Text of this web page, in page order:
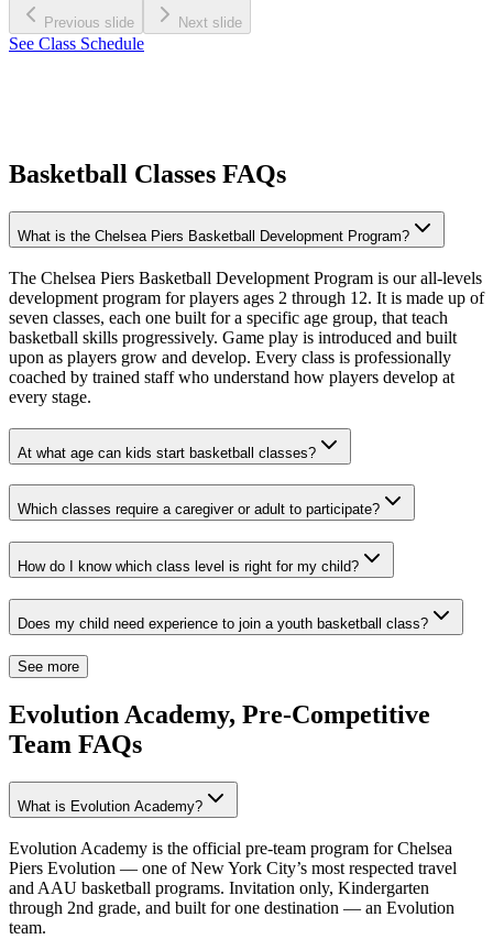
Previous slide Next slide
See Class Schedule​​​​‌ ‍ ​‍​‍‌‍ ‌ ​‍‌‍‍‌‌‍‌ ‌‍‍‌‌‍ ‍​‍​‍​ ‍‍​‍​‍‌ ​ ‌‍​‌‌‍ ‍‌‍‍‌‌ ‌​‌ ‍‌​‍ ‍‌‍‍‌‌‍ ​‍​‍​‍ ​​‍​‍‌‍‍​‌ ​‍‌‍‌‌‌‍‌‍​‍​‍​ ‍‍​‍​‍‌‍‍​‌ ‌​‌ ‌​‌ ​​‌ ​ ​ ‍‍​‍ ​‍ ‌‍​ ‌‍‍​‌‍‌‌‌‍ ​‌ ​ ‌‍‌‌‌‍​‌‌ ​​‌‍‍‌‌‍‌‌‌ ​‍‌ ​ ​‍ ‍‌ ​ ‌‍​‌‌‍ ‍‌‍‍‌‌ ‌​‌ ‍‌​‍ ‍‌ ​ ‌ ‌​‌ ‌‌‌‍‌​‌‍‍‌‌‍ ​‍ ‌‍‍‌‌‍ ‍‌ ‌​‌‍‌‌‌‍ ‍‌ ‌​​‍ ‌‍‌‌‌‍‌​‌‍‍‌‌ ‌​​‍ ‌‍ ‌‌‍ ‌‍‌​‌‍‌‌​ ‌‌ ​​‌ ​‍‌‍‌‌‌ ​ ‌‍‌‌‌‍ ‍‌ ‌​‌‍​‌‌ ‌​‌‍‍‌‌‍ ‌‍ ‍​ ‍ ‌‍‍‌‌‍‌​​ ‌​ ‌ ​ ‌‍​ ‍​‌‍​‍​ ‍‌​ ​​‌‍​‍​ ‌​​‍ ‌​ ​‍​ ​‍​ ‍‌​ ‍‌​‍ ‌​ ‌​‌‍​‍​ ​‌​ ​‍​‍ ‌​ ‍‌​ ‌‍‌‍​‌​ ​‌​‍ ‌​ ​​​ ‍‌‌‍​ ​ ‌ ​ ‍​‌‍‌​‌‍​‌‌‍‌‍​ ‍​​ ​​‌‍‌‌‌‍​‍​ ‍ ‌ ‌​‌ ‍‌‌ ​​‌‍‌‌​ ‌‌ ‌‍‌‍‌‌‌‍ ‍‌ ‌‌‌‍‌‌‌‌​ ‌‍ ​‌ ‌‌‌‍‌ ‌‌​​‌‍​‌‌‍‌ ‌‍‌‌​ ‍ ‌ ​​‌‍​‌‌ ‌​‌‍‍​​ ‌‌ ​​‌‍​‌‌‍‌ ‌‍‌‌‌​​‍‌ ‌‌‌‍‍‌‌‍ ​‌‍‌​‌‍‌‌‌ ​‍​‍‌‌​ ‌‌‌​​‍‌‌ ‌‍‍ ‌‍‌‌‌ ‍‌​‍‌‌​ ​ ‌​‌​​‍‌‌​ ​ ‌​‌​​‍‌‌​ ​‍​ ​‍​ ​‍‌‍​ ‌‍‌‍‌‍‌‍‌‍​ ‌‍​‍‌‍​‍​ ‌​​ ‍‌‌‍​‍‌‍‌‍​ ​‌​‍‌‌​ ​‍​ ​‍​‍‌‌​ ‌‌‌​‌​​‍ ‍‌‍​‍‌ ‌‌‌ ‌​‌ ‌​‌‍ ‌‍ ‍‌ ​ ​‍‌‌​ ‌‌‌​​‍‌‌ ‌‍‍ ‌‍‌‌‌ ‍‌​‍‌‌​ ​ ‌​‌​​‍‌‌​ ​ ‌​‌​​‍‌‌​ ​‍​ ​‍​ ​‍​ ‍​​ ‌‌​ ​​​ ​ ​ ‍​‌‍‌​‌‍‌​​ ​‌​ ​​‌‍​‌‌‍​ ​‍‌‌​ ​‍​ ​‍​‍‌‌​ ‌‌‌​‌​​‍ ‍‌ ‌​‌‍‌‌‌ ‍​‌ ‌​​ ‌‍​‍‌‍​‌‌ ​ ‌‍‌‌‌‌‌‌‌ ​‍‌‍ ​​ ‌‌‍‍​‌ ‌​‌ ‌​‌ ​​‌ ​ ​‍‌‌​ ​ ‌​​‌​‍‌‌​ ​‍‌​‌‍​‍‌‌​ ​‍‌​‌‍‌‍​ ‌‍‍​‌‍‌‌‌‍ ​‌ ​ ‌‍‌‌‌‍​‌‌ ​​‌‍‍‌‌‍‌‌‌ ​‍‌ ​ ​‍ ‍‌ ​ ‌‍​‌‌‍ ‍‌‍‍‌‌ ‌​‌ ‍‌​‍ ‍‌ ​ ‌ ‌​‌ ‌‌‌‍‌​‌‍‍‌‌‍ ​‍‌‍‌‍‍‌‌‍‌​​ ‌​ ‌ ​ ‌‍​ ‍​‌‍​‍​ ‍‌​ ​​‌‍​‍​ ‌​​‍ ‌​ ​‍​ ​‍​ ‍‌​ ‍‌​‍ ‌​ ‌​‌‍​‍​ ​‌​ ​‍​‍ ‌​ ‍‌​ ‌‍‌‍​‌​ ​‌​‍ ‌​ ​​​ ‍‌‌‍​ ​ ‌ ​ ‍​‌‍‌​‌‍​‌‌‍‌‍​ ‍​​ ​​‌‍‌‌‌‍​‍​‍‌‍‌ ‌​‌ ‍‌‌ ​​‌‍‌‌​ ‌‌ ‌‍‌‍‌‌‌‍ ‍‌ ‌‌‌‍‌‌‌‌​ ‌‍ ​‌ ‌‌‌‍‌ ‌‌​​‌‍​‌‌‍‌ ‌‍‌‌​‍‌‍‌ ​​‌‍​‌‌ ‌​‌‍‍​​ ‌‌ ​​‌‍​‌‌‍‌ ‌‍‌‌‌​​‍‌ ‌‌‌‍‍‌‌‍ ​‌‍‌​‌‍‌‌‌ ​‍​‍‌‌​ ‌‌‌​​‍‌‌ ‌‍‍ ‌‍‌‌‌ ‍‌​‍‌‌​ ​ ‌​‌​​‍‌‌​ ​ ‌​‌​​‍‌‌​ ​‍​ ​‍​ ​‍‌‍​ ‌‍‌‍‌‍‌‍‌‍​ ‌‍​‍‌‍​‍​ ‌​​ ‍‌‌‍​‍‌‍‌‍​ ​‌​‍‌‌​ ​‍​ ​‍​‍‌‌​ ‌‌‌​‌​​‍ ‍‌‍​‍‌ ‌‌‌ ‌​‌ ‌​‌‍ ‌‍ ‍‌ ​ ​‍‌‌​ ‌‌‌​​‍‌‌ ‌‍‍ ‌‍‌‌‌ ‍‌​‍‌‌​ ​ ‌​‌​​‍‌‌​ ​ ‌​‌​​‍‌‌​ ​‍​ ​‍​ ​‍​ ‍​​ ‌‌​ ​​​ ​ ​ ‍​‌‍‌​‌‍‌​​ ​‌​ ​​‌‍​‌‌‍​ ​‍‌‌​ ​‍​ ​‍​‍‌‌​ ‌‌‌​‌​​‍ ‍‌ ‌​‌‍‌‌‌ ‍​‌ ‌​​‍‌‍‌ ​​‌‍‌‌‌ ​‍‌ ​ ‌ ​​‌‍‌‌‌‍​ ‌ ‌​‌‍‍‌‌ ‌‍‌‍‌‌​ ‌‌ ​​‌ ‌‌‌‍​‍‌‍ ​‌‍‍‌‌ ​ ‌‍‍​‌‍‌‌‌‍‌​​‍​‍‌ ‌
Basketball Classes FAQs​​​​‌ ‍ ​‍​‍‌‍ ‌ ​‍‌‍‍‌‌‍‌ ‌‍‍‌‌‍ ‍​‍​‍​ ‍‍​‍​‍‌ ​ ‌‍​‌‌‍ ‍‌‍‍‌‌ ‌​‌ ‍‌​‍ ‍‌‍‍‌‌‍ ​‍​‍​‍ ​​‍​‍‌‍‍​‌ ​‍‌‍‌‌‌‍‌‍​‍​‍​ ‍‍​‍​‍‌‍‍​‌ ‌​‌ ‌​‌ ​​‌ ​ ​ ‍‍​‍ ​‍ ‌‍​ ‌‍‍​‌‍‌‌‌‍ ​‌ ​ ‌‍‌‌‌‍​‌‌ ​​‌‍‍‌‌‍‌‌‌ ​‍‌ ​ ​‍ ‍‌ ​ ‌‍​‌‌‍ ‍‌‍‍‌‌ ‌​‌ ‍‌​‍ ‍‌ ​ ‌ ‌​‌ ‌‌‌‍‌​‌‍‍‌‌‍ ​‍ ‌‍‍‌‌‍ ‍‌ ‌​‌‍‌‌‌‍ ‍‌ ‌​​‍ ‌‍‌‌‌‍‌​‌‍‍‌‌ ‌​​‍ ‌‍ ‌‌‍ ‌‍‌​‌‍‌‌​ ‌‌ ​​‌ ​‍‌‍‌‌‌ ​ ‌‍‌‌‌‍ ‍‌ ‌​‌‍​‌‌ ‌​‌‍‍‌‌‍ ‌‍ ‍​ ‍ ‌‍‍‌‌‍‌​​ ‌​ ‌ ​ ‌‍​ ‍​‌‍​‍​ ‍‌​ ​​‌‍​‍​ ‌​​‍ ‌​ ​‍​ ​‍​ ‍‌​ ‍‌​‍ ‌​ ‌​‌‍​‍​ ​‌​ ​‍​‍ ‌​ ‍‌​ ‌‍‌‍​‌​ ​‌​‍ ‌​ ​​​ ‍‌‌‍​ ​ ‌ ​ ‍​‌‍‌​‌‍​‌‌‍‌‍​ ‍​​ ​​‌‍‌‌‌‍​‍​ ‍ ‌ ‌​‌ ‍‌‌ ​​‌‍‌‌​ ‌‌ ‌‍‌‍‌‌‌‍ ‍‌ ‌‌‌‍‌‌‌‌​ ‌‍ ​‌ ‌‌‌‍‌ ‌‌​​‌‍​‌‌‍‌ ‌‍‌‌​ ‍ ‌ ​​‌‍​‌‌ ‌​‌‍‍​​ ‌‌ ​​‌‍​‌‌‍‌ ‌‍‌‌‌​​‍‌ ‌‌‌‍‍‌‌‍ ​‌‍‌​‌‍‌‌‌ ​‍​‍‌‌​ ‌‌‌​​‍‌‌ ‌‍‍ ‌‍‌‌‌ ‍‌​‍‌‌​ ​ ‌​‌​​‍‌‌​ ​ ‌​‌​​‍‌‌​ ​‍​ ​‍‌‍‌‍​ ​​‌‍‌‍‌‍‌‍‌‍‌‌​ ‍‌‌‍‌‌​ ‌‌​ ‌​​ ‍‌‌‍​‌‌‍‌‍​‍‌‌​ ​‍​ ​‍​‍‌‌​ ‌‌‌​‌​​‍ ‍‌ ‌​‌‍‍‌‌ ‌​‌‍ ​‌‍‌‌​ ‌‍​‍‌‍​‌‌ ​ ‌‍‌‌‌‌‌‌‌ ​‍‌‍ ​​ ‌‌‍‍​‌ ‌​‌ ‌​‌ ​​‌ ​ ​‍‌‌​ ​ ‌​​‌​‍‌‌​ ​‍‌​‌‍​‍‌‌​ ​‍‌​‌‍‌‍​ ‌‍‍​‌‍‌‌‌‍ ​‌ ​ ‌‍‌‌‌‍​‌‌ ​​‌‍‍‌‌‍‌‌‌ ​‍‌ ​ ​‍ ‍‌ ​ ‌‍​‌‌‍ ‍‌‍‍‌‌ ‌​‌ ‍‌​‍ ‍‌ ​ ‌ ‌​‌ ‌‌‌‍‌​‌‍‍‌‌‍ ​‍‌‍‌‍‍‌‌‍‌​​ ‌​ ‌ ​ ‌‍​ ‍​‌‍​‍​ ‍‌​ ​​‌‍​‍​ ‌​​‍ ‌​ ​‍​ ​‍​ ‍‌​ ‍‌​‍ ‌​ ‌​‌‍​‍​ ​‌​ ​‍​‍ ‌​ ‍‌​ ‌‍‌‍​‌​ ​‌​‍ ‌​ ​​​ ‍‌‌‍​ ​ ‌ ​ ‍​‌‍‌​‌‍​‌‌‍‌‍​ ‍​​ ​​‌‍‌‌‌‍​‍​‍‌‍‌ ‌​‌ ‍‌‌ ​​‌‍‌‌​ ‌‌ ‌‍‌‍‌‌‌‍ ‍‌ ‌‌‌‍‌‌‌‌​ ‌‍ ​‌ ‌‌‌‍‌ ‌‌​​‌‍​‌‌‍‌ ‌‍‌‌​‍‌‍‌ ​​‌‍​‌‌ ‌​‌‍‍​​ ‌‌ ​​‌‍​‌‌‍‌ ‌‍‌‌‌​​‍‌ ‌‌‌‍‍‌‌‍ ​‌‍‌​‌‍‌‌‌ ​‍​‍‌‌​ ‌‌‌​​‍‌‌ ‌‍‍ ‌‍‌‌‌ ‍‌​‍‌‌​ ​ ‌​‌​​‍‌‌​ ​ ‌​‌​​‍‌‌​ ​‍​ ​‍‌‍‌‍​ ​​‌‍‌‍‌‍‌‍‌‍‌‌​ ‍‌‌‍‌‌​ ‌‌​ ‌​​ ‍‌‌‍​‌‌‍‌‍​‍‌‌​ ​‍​ ​‍​‍‌‌​ ‌‌‌​‌​​‍ ‍‌ ‌​‌‍‍‌‌ ‌​‌‍ ​‌‍‌‌​‍‌‍‌ ​​‌‍‌‌‌ ​‍‌ ​ ‌ ​​‌‍‌‌‌‍​ ‌ ‌​‌‍‍‌‌ ‌‍‌‍‌‌​ ‌‌ ​​‌ ‌‌‌‍​‍‌‍ ​‌‍‍‌‌ ​ ‌‍‍​‌‍‌‌‌‍‌​​‍​‍‌ ‌
What is the Chelsea Piers Basketball Development Program?​​​​‌ ‍ ​‍​‍‌‍ ‌ ​‍‌‍‍‌‌‍‌ ‌‍‍‌‌‍ ‍​‍​‍​ ‍‍​‍​‍‌ ​ ‌‍​‌‌‍ ‍‌‍‍‌‌ ‌​‌ ‍‌​‍ ‍‌‍‍‌‌‍ ​‍​‍​‍ ​​‍​‍‌‍‍​‌ ​‍‌‍‌‌‌‍‌‍​‍​‍​ ‍‍​‍​‍‌‍‍​‌ ‌​‌ ‌​‌ ​​‌ ​ ​ ‍‍​‍ ​‍ ‌‍​ ‌‍‍​‌‍‌‌‌‍ ​‌ ​ ‌‍‌‌‌‍​‌‌ ​​‌‍‍‌‌‍‌‌‌ ​‍‌ ​ ​‍ ‍‌ ​ ‌‍​‌‌‍ ‍‌‍‍‌‌ ‌​‌ ‍‌​‍ ‍‌ ​ ‌ ‌​‌ ‌‌‌‍‌​‌‍‍‌‌‍ ​‍ ‌‍‍‌‌‍ ‍‌ ‌​‌‍‌‌‌‍ ‍‌ ‌​​‍ ‌‍‌‌‌‍‌​‌‍‍‌‌ ‌​​‍ ‌‍ ‌‌‍ ‌‍‌​‌‍‌‌​ ‌‌ ​​‌ ​‍‌‍‌‌‌ ​ ‌‍‌‌‌‍ ‍‌ ‌​‌‍​‌‌ ‌​‌‍‍‌‌‍ ‌‍ ‍​ ‍ ‌‍‍‌‌‍‌​​ ‌‌‍‌‌​ ‍​​ ‌​‌‍‌‌​ ​‌​ ‍​‌‍​ ​ ‌‍​‍ ‌​ ‍‌​ ​‌​ ​ ​ ​‌​‍ ‌​ ‌​‌‍​‍​ ‍​​ ​​​‍ ‌​ ‍​​ ‌ ‌‍​‍​ ‌‌​‍ ‌‌‍​‍​ ‌​​ ​ ​ ‌​‌‍‌‍​ ​‍‌‍‌‌‌‍​ ​ ‍‌​ ‌‍​ ‍​​ ‌​​ ‍ ‌ ‌​‌ ‍‌‌ ​​‌‍‌‌​ ‌‌‍‌‍‌‍​‌‌ ​‌​ ‍ ‌ ​​‌‍​‌‌ ‌​‌‍‍​​ ‌‌ ‌​‌‍‍‌‌ ‌​‌‍ ​‌‍‌‌​ ‌‍​‍‌‍​‌‌ ​ ‌‍‌‌‌‌‌‌‌ ​‍‌‍ ​​ ‌‌‍‍​‌ ‌​‌ ‌​‌ ​​‌ ​ ​‍‌‌​ ​ ‌​​‌​‍‌‌​ ​‍‌​‌‍​‍‌‌​ ​‍‌​‌‍‌‍​ ‌‍‍​‌‍‌‌‌‍ ​‌ ​ ‌‍‌‌‌‍​‌‌ ​​‌‍‍‌‌‍‌‌‌ ​‍‌ ​ ​‍ ‍‌ ​ ‌‍​‌‌‍ ‍‌‍‍‌‌ ‌​‌ ‍‌​‍ ‍‌ ​ ‌ ‌​‌ ‌‌‌‍‌​‌‍‍‌‌‍ ​‍‌‍‌‍‍‌‌‍‌​​ ‌‌‍‌‌​ ‍​​ ‌​‌‍‌‌​ ​‌​ ‍​‌‍​ ​ ‌‍​‍ ‌​ ‍‌​ ​‌​ ​ ​ ​‌​‍ ‌​ ‌​‌‍​‍​ ‍​​ ​​​‍ ‌​ ‍​​ ‌ ‌‍​‍​ ‌‌​‍ ‌‌‍​‍​ ‌​​ ​ ​ ‌​‌‍‌‍​ ​‍‌‍‌‌‌‍​ ​ ‍‌​ ‌‍​ ‍​​ ‌​​‍‌‍‌ ‌​‌ ‍‌‌ ​​‌‍‌‌​ ‌‌‍‌‍‌‍​‌‌ ​‌​‍‌‍‌ ​​‌‍​‌‌ ‌​‌‍‍​​ ‌‌ ‌​‌‍‍‌‌ ‌​‌‍ ​‌‍‌‌​‍‌‍‌ ​​‌‍‌‌‌ ​‍‌ ​ ‌ ​​‌‍‌‌‌‍​ ‌ ‌​‌‍‍‌‌ ‌‍‌‍‌‌​ ‌‌ ​​‌ ‌‌‌‍​‍‌‍ ​‌‍‍‌‌ ​ ‌‍‍​‌‍‌‌‌‍‌​​‍​‍‌ ‌
The Chelsea Piers Basketball Development Program is our all-levels
development program for players ages 2 through 12. It is made up of
seven classes, each one built for a specific age group, that teach
basketball skills progressively. Game play is introduced and built
upon as players grow and develop. Every class is professionally
coached by trained staff who understand how players develop at
every stage.​​​​‌ ‍ ​‍​‍‌‍ ‌ ​‍‌‍‍‌‌‍‌ ‌‍‍‌‌‍ ‍​‍​‍​ ‍‍​‍​‍‌ ​ ‌‍​‌‌‍ ‍‌‍‍‌‌ ‌​‌ ‍‌​‍ ‍‌‍‍‌‌‍ ​‍​‍​‍ ​​‍​‍‌‍‍​‌ ​‍‌‍‌‌‌‍‌‍​‍​‍​ ‍‍​‍​‍‌‍‍​‌ ‌​‌ ‌​‌ ​​‌ ​ ​ ‍‍​‍ ​‍ ‌‍​ ‌‍‍​‌‍‌‌‌‍ ​‌ ​ ‌‍‌‌‌‍​‌‌ ​​‌‍‍‌‌‍‌‌‌ ​‍‌ ​ ​‍ ‍‌ ​ ‌‍​‌‌‍ ‍‌‍‍‌‌ ‌​‌ ‍‌​‍ ‍‌ ​ ‌ ‌​‌ ‌‌‌‍‌​‌‍‍‌‌‍ ​‍ ‌‍‍‌‌‍ ‍‌ ‌​‌‍‌‌‌‍ ‍‌ ‌​​‍ ‌‍‌‌‌‍‌​‌‍‍‌‌ ‌​​‍ ‌‍ ‌‌‍ ‌‍‌​‌‍‌‌​ ‌‌ ​​‌ ​‍‌‍‌‌‌ ​ ‌‍‌‌‌‍ ‍‌ ‌​‌‍​‌‌ ‌​‌‍‍‌‌‍ ‌‍ ‍​ ‍ ‌‍‍‌‌‍‌​​ ‌‌‍‌‌​ ‍​​ ‌​‌‍‌‌​ ​‌​ ‍​‌‍​ ​ ‌‍​‍ ‌​ ‍‌​ ​‌​ ​ ​ ​‌​‍ ‌​ ‌​‌‍​‍​ ‍​​ ​​​‍ ‌​ ‍​​ ‌ ‌‍​‍​ ‌‌​‍ ‌‌‍​‍​ ‌​​ ​ ​ ‌​‌‍‌‍​ ​‍‌‍‌‌‌‍​ ​ ‍‌​ ‌‍​ ‍​​ ‌​​ ‍ ‌ ‌​‌ ‍‌‌ ​​‌‍‌‌​ ‌‌‍‌‍‌‍​‌‌ ​‌​ ‍ ‌ ​​‌‍​‌‌ ‌​‌‍‍​​ ‌‌ ​‍‌‍‍‌‌‍​ ‌‍‍​‌‌‌​‌‍‌‌‌ ‍​‌ ‌​​‍‌‌​ ‌‌‌​​‍‌‌ ‌‍‍ ‌‍‌‌‌ ‍‌​‍‌‌​ ​ ‌​‌​​‍‌‌​ ​ ‌​‌​​‍‌‌​ ​‍​ ​‍​ ​‍‌‍​‍​ ‌‌‌‍‌‌​ ‌‌‌‍​ ‌‍​ ​ ‌​‌‍​‍​ ​‍​ ​‌​ ​‌​‍‌‌​ ​‍​ ​‍​‍‌‌​ ‌‌‌​‌​​‍ ‍‌‍​ ‌‍‍​‌‍‍‌‌‍ ​‌‍‌​‌ ​‍‌‍‌‌‌‍ ‍​‍‌‌​ ‌‌‌​​‍‌‌ ‌‍‍ ‌‍‌‌‌ ‍‌​‍‌‌​ ​ ‌​‌​​‍‌‌​ ​ ‌​‌​​‍‌‌​ ​‍​ ​‍‌‍‌‌​ ​​​ ‌​‌‍‌‍‌‍​‌​ ‍‌​ ​ ​ ‌​​ ​‌​ ‌‌‌‍​‌​ ​‍​‍‌‌​ ​‍​ ​‍​‍‌‌​ ‌‌‌​‌​​‍ ‍‌ ‌​‌‍‌‌‌ ‍​‌ ‌​​ ‌‍​‍‌‍​‌‌ ​ ‌‍‌‌‌‌‌‌‌ ​‍‌‍ ​​ ‌‌‍‍​‌ ‌​‌ ‌​‌ ​​‌ ​ ​‍‌‌​ ​ ‌​​‌​‍‌‌​ ​‍‌​‌‍​‍‌‌​ ​‍‌​‌‍‌‍​ ‌‍‍​‌‍‌‌‌‍ ​‌ ​ ‌‍‌‌‌‍​‌‌ ​​‌‍‍‌‌‍‌‌‌ ​‍‌ ​ ​‍ ‍‌ ​ ‌‍​‌‌‍ ‍‌‍‍‌‌ ‌​‌ ‍‌​‍ ‍‌ ​ ‌ ‌​‌ ‌‌‌‍‌​‌‍‍‌‌‍ ​‍‌‍‌‍‍‌‌‍‌​​ ‌‌‍‌‌​ ‍​​ ‌​‌‍‌‌​ ​‌​ ‍​‌‍​ ​ ‌‍​‍ ‌​ ‍‌​ ​‌​ ​ ​ ​‌​‍ ‌​ ‌​‌‍​‍​ ‍​​ ​​​‍ ‌​ ‍​​ ‌ ‌‍​‍​ ‌‌​‍ ‌‌‍​‍​ ‌​​ ​ ​ ‌​‌‍‌‍​ ​‍‌‍‌‌‌‍​ ​ ‍‌​ ‌‍​ ‍​​ ‌​​‍‌‍‌ ‌​‌ ‍‌‌ ​​‌‍‌‌​ ‌‌‍‌‍‌‍​‌‌ ​‌​‍‌‍‌ ​​‌‍​‌‌ ‌​‌‍‍​​ ‌‌ ​‍‌‍‍‌‌‍​ ‌‍‍​‌‌‌​‌‍‌‌‌ ‍​‌ ‌​​‍‌‌​ ‌‌‌​​‍‌‌ ‌‍‍ ‌‍‌‌‌ ‍‌​‍‌‌​ ​ ‌​‌​​‍‌‌​ ​ ‌​‌​​‍‌‌​ ​‍​ ​‍​ ​‍‌‍​‍​ ‌‌‌‍‌‌​ ‌‌‌‍​ ‌‍​ ​ ‌​‌‍​‍​ ​‍​ ​‌​ ​‌​‍‌‌​ ​‍​ ​‍​‍‌‌​ ‌‌‌​‌​​‍ ‍‌‍​ ‌‍‍​‌‍‍‌‌‍ ​‌‍‌​‌ ​‍‌‍‌‌‌‍ ‍​‍‌‌​ ‌‌‌​​‍‌‌ ‌‍‍ ‌‍‌‌‌ ‍‌​‍‌‌​ ​ ‌​‌​​‍‌‌​ ​ ‌​‌​​‍‌‌​ ​‍​ ​‍‌‍‌‌​ ​​​ ‌​‌‍‌‍‌‍​‌​ ‍‌​ ​ ​ ‌​​ ​‌​ ‌‌‌‍​‌​ ​‍​‍‌‌​ ​‍​ ​‍​‍‌‌​ ‌‌‌​‌​​‍ ‍‌ ‌​‌‍‌‌‌ ‍​‌ ‌​​‍‌‍‌ ​​‌‍‌‌‌ ​‍‌ ​ ‌ ​​‌‍‌‌‌‍​ ‌ ‌​‌‍‍‌‌ ‌‍‌‍‌‌​ ‌‌ ​​‌ ‌‌‌‍​‍‌‍ ​‌‍‍‌‌ ​ ‌‍‍​‌‍‌‌‌‍‌​​‍​‍‌ ‌
At what age can kids start basketball classes?​​​​‌ ‍ ​‍​‍‌‍ ‌ ​‍‌‍‍‌‌‍‌ ‌‍‍‌‌‍ ‍​‍​‍​ ‍‍​‍​‍‌ ​ ‌‍​‌‌‍ ‍‌‍‍‌‌ ‌​‌ ‍‌​‍ ‍‌‍‍‌‌‍ ​‍​‍​‍ ​​‍​‍‌‍‍​‌ ​‍‌‍‌‌‌‍‌‍​‍​‍​ ‍‍​‍​‍‌‍‍​‌ ‌​‌ ‌​‌ ​​‌ ​ ​ ‍‍​‍ ​‍ ‌‍​ ‌‍‍​‌‍‌‌‌‍ ​‌ ​ ‌‍‌‌‌‍​‌‌ ​​‌‍‍‌‌‍‌‌‌ ​‍‌ ​ ​‍ ‍‌ ​ ‌‍​‌‌‍ ‍‌‍‍‌‌ ‌​‌ ‍‌​‍ ‍‌ ​ ‌ ‌​‌ ‌‌‌‍‌​‌‍‍‌‌‍ ​‍ ‌‍‍‌‌‍ ‍‌ ‌​‌‍‌‌‌‍ ‍‌ ‌​​‍ ‌‍‌‌‌‍‌​‌‍‍‌‌ ‌​​‍ ‌‍ ‌‌‍ ‌‍‌​‌‍‌‌​ ‌‌ ​​‌ ​‍‌‍‌‌‌ ​ ‌‍‌‌‌‍ ‍‌ ‌​‌‍​‌‌ ‌​‌‍‍‌‌‍ ‌‍ ‍​ ‍ ‌‍‍‌‌‍‌​​ ‌‌‍‌​‌‍​ ​ ‌ ​ ‌‌‌‍‌​​ ‌ ​ ‌‌​ ‌‍​‍ ‌​ ‍​​ ​​‌‍‌‍​ ‌ ​‍ ‌​ ‌​​ ‍‌‌‍‌‍​ ‌‍​‍ ‌‌‍​‍‌‍‌​​ ​‍​ ‌‌​‍ ‌​ ​‌‌‍​ ​ ​‍‌‍​‍​ ‌‍‌‍​‌​ ‍‌​ ​​​ ‌​​ ‌​‌‍​‌​ ‍‌​ ‍ ‌ ‌​‌ ‍‌‌ ​​‌‍‌‌​ ‌‌‍‌‍‌‍​‌‌ ​‌​ ‍ ‌ ​​‌‍​‌‌ ‌​‌‍‍​​ ‌‌ ‌​‌‍‍‌‌ ‌​‌‍ ​‌‍‌‌​ ‌‍​‍‌‍​‌‌ ​ ‌‍‌‌‌‌‌‌‌ ​‍‌‍ ​​ ‌‌‍‍​‌ ‌​‌ ‌​‌ ​​‌ ​ ​‍‌‌​ ​ ‌​​‌​‍‌‌​ ​‍‌​‌‍​‍‌‌​ ​‍‌​‌‍‌‍​ ‌‍‍​‌‍‌‌‌‍ ​‌ ​ ‌‍‌‌‌‍​‌‌ ​​‌‍‍‌‌‍‌‌‌ ​‍‌ ​ ​‍ ‍‌ ​ ‌‍​‌‌‍ ‍‌‍‍‌‌ ‌​‌ ‍‌​‍ ‍‌ ​ ‌ ‌​‌ ‌‌‌‍‌​‌‍‍‌‌‍ ​‍‌‍‌‍‍‌‌‍‌​​ ‌‌‍‌​‌‍​ ​ ‌ ​ ‌‌‌‍‌​​ ‌ ​ ‌‌​ ‌‍​‍ ‌​ ‍​​ ​​‌‍‌‍​ ‌ ​‍ ‌​ ‌​​ ‍‌‌‍‌‍​ ‌‍​‍ ‌‌‍​‍‌‍‌​​ ​‍​ ‌‌​‍ ‌​ ​‌‌‍​ ​ ​‍‌‍​‍​ ‌‍‌‍​‌​ ‍‌​ ​​​ ‌​​ ‌​‌‍​‌​ ‍‌​‍‌‍‌ ‌​‌ ‍‌‌ ​​‌‍‌‌​ ‌‌‍‌‍‌‍​‌‌ ​‌​‍‌‍‌ ​​‌‍​‌‌ ‌​‌‍‍​​ ‌‌ ‌​‌‍‍‌‌ ‌​‌‍ ​‌‍‌‌​‍‌‍‌ ​​‌‍‌‌‌ ​‍‌ ​ ‌ ​​‌‍‌‌‌‍​ ‌ ‌​‌‍‍‌‌ ‌‍‌‍‌‌​ ‌‌ ​​‌ ‌‌‌‍​‍‌‍ ​‌‍‍‌‌ ​ ‌‍‍​‌‍‌‌‌‍‌​​‍​‍‌ ‌
Which classes require a caregiver or adult to participate?​​​​‌ ‍ ​‍​‍‌‍ ‌ ​‍‌‍‍‌‌‍‌ ‌‍‍‌‌‍ ‍​‍​‍​ ‍‍​‍​‍‌ ​ ‌‍​‌‌‍ ‍‌‍‍‌‌ ‌​‌ ‍‌​‍ ‍‌‍‍‌‌‍ ​‍​‍​‍ ​​‍​‍‌‍‍​‌ ​‍‌‍‌‌‌‍‌‍​‍​‍​ ‍‍​‍​‍‌‍‍​‌ ‌​‌ ‌​‌ ​​‌ ​ ​ ‍‍​‍ ​‍ ‌‍​ ‌‍‍​‌‍‌‌‌‍ ​‌ ​ ‌‍‌‌‌‍​‌‌ ​​‌‍‍‌‌‍‌‌‌ ​‍‌ ​ ​‍ ‍‌ ​ ‌‍​‌‌‍ ‍‌‍‍‌‌ ‌​‌ ‍‌​‍ ‍‌ ​ ‌ ‌​‌ ‌‌‌‍‌​‌‍‍‌‌‍ ​‍ ‌‍‍‌‌‍ ‍‌ ‌​‌‍‌‌‌‍ ‍‌ ‌​​‍ ‌‍‌‌‌‍‌​‌‍‍‌‌ ‌​​‍ ‌‍ ‌‌‍ ‌‍‌​‌‍‌‌​ ‌‌ ​​‌ ​‍‌‍‌‌‌ ​ ‌‍‌‌‌‍ ‍‌ ‌​‌‍​‌‌ ‌​‌‍‍‌‌‍ ‌‍ ‍​ ‍ ‌‍‍‌‌‍‌​​ ‌‌‍‌​‌‍​ ​ ‌ ‌‍​‍‌‍​‌​ ​​‌‍‌‍‌‍​‍​‍ ‌‌‍​‍‌‍‌‍‌‍‌‍​ ‌​​‍ ‌​ ‌​‌‍‌​‌‍‌‌​ ‌​​‍ ‌​ ‍‌‌‍‌‍​ ‌​‌‍​‌​‍ ‌​ ​​​ ‌‌‌‍‌‌​ ​‍‌‍​‌‌‍‌​​ ​ ‌‍​‌‌‍​ ​ ​​​ ‍‌‌‍‌‌​ ‍ ‌ ‌​‌ ‍‌‌ ​​‌‍‌‌​ ‌‌‍‌‍‌‍​‌‌ ​‌​ ‍ ‌ ​​‌‍​‌‌ ‌​‌‍‍​​ ‌‌ ‌​‌‍‍‌‌ ‌​‌‍ ​‌‍‌‌​ ‌‍​‍‌‍​‌‌ ​ ‌‍‌‌‌‌‌‌‌ ​‍‌‍ ​​ ‌‌‍‍​‌ ‌​‌ ‌​‌ ​​‌ ​ ​‍‌‌​ ​ ‌​​‌​‍‌‌​ ​‍‌​‌‍​‍‌‌​ ​‍‌​‌‍‌‍​ ‌‍‍​‌‍‌‌‌‍ ​‌ ​ ‌‍‌‌‌‍​‌‌ ​​‌‍‍‌‌‍‌‌‌ ​‍‌ ​ ​‍ ‍‌ ​ ‌‍​‌‌‍ ‍‌‍‍‌‌ ‌​‌ ‍‌​‍ ‍‌ ​ ‌ ‌​‌ ‌‌‌‍‌​‌‍‍‌‌‍ ​‍‌‍‌‍‍‌‌‍‌​​ ‌‌‍‌​‌‍​ ​ ‌ ‌‍​‍‌‍​‌​ ​​‌‍‌‍‌‍​‍​‍ ‌‌‍​‍‌‍‌‍‌‍‌‍​ ‌​​‍ ‌​ ‌​‌‍‌​‌‍‌‌​ ‌​​‍ ‌​ ‍‌‌‍‌‍​ ‌​‌‍​‌​‍ ‌​ ​​​ ‌‌‌‍‌‌​ ​‍‌‍​‌‌‍‌​​ ​ ‌‍​‌‌‍​ ​ ​​​ ‍‌‌‍‌‌​‍‌‍‌ ‌​‌ ‍‌‌ ​​‌‍‌‌​ ‌‌‍‌‍‌‍​‌‌ ​‌​‍‌‍‌ ​​‌‍​‌‌ ‌​‌‍‍​​ ‌‌ ‌​‌‍‍‌‌ ‌​‌‍ ​‌‍‌‌​‍‌‍‌ ​​‌‍‌‌‌ ​‍‌ ​ ‌ ​​‌‍‌‌‌‍​ ‌ ‌​‌‍‍‌‌ ‌‍‌‍‌‌​ ‌‌ ​​‌ ‌‌‌‍​‍‌‍ ​‌‍‍‌‌ ​ ‌‍‍​‌‍‌‌‌‍‌​​‍​‍‌ ‌
How do I know which class level is right for my child?​​​​‌ ‍ ​‍​‍‌‍ ‌ ​‍‌‍‍‌‌‍‌ ‌‍‍‌‌‍ ‍​‍​‍​ ‍‍​‍​‍‌ ​ ‌‍​‌‌‍ ‍‌‍‍‌‌ ‌​‌ ‍‌​‍ ‍‌‍‍‌‌‍ ​‍​‍​‍ ​​‍​‍‌‍‍​‌ ​‍‌‍‌‌‌‍‌‍​‍​‍​ ‍‍​‍​‍‌‍‍​‌ ‌​‌ ‌​‌ ​​‌ ​ ​ ‍‍​‍ ​‍ ‌‍​ ‌‍‍​‌‍‌‌‌‍ ​‌ ​ ‌‍‌‌‌‍​‌‌ ​​‌‍‍‌‌‍‌‌‌ ​‍‌ ​ ​‍ ‍‌ ​ ‌‍​‌‌‍ ‍‌‍‍‌‌ ‌​‌ ‍‌​‍ ‍‌ ​ ‌ ‌​‌ ‌‌‌‍‌​‌‍‍‌‌‍ ​‍ ‌‍‍‌‌‍ ‍‌ ‌​‌‍‌‌‌‍ ‍‌ ‌​​‍ ‌‍‌‌‌‍‌​‌‍‍‌‌ ‌​​‍ ‌‍ ‌‌‍ ‌‍‌​‌‍‌‌​ ‌‌ ​​‌ ​‍‌‍‌‌‌ ​ ‌‍‌‌‌‍ ‍‌ ‌​‌‍​‌‌ ‌​‌‍‍‌‌‍ ‌‍ ‍​ ‍ ‌‍‍‌‌‍‌​​ ‌​ ‌​​ ‍‌‌‍‌‌​ ‌‍​ ‍​‌‍‌​​ ‌‍‌‍‌‌​‍ ‌‌‍​‌​ ​ ​ ‍‌​ ​‍​‍ ‌​ ‌​‌‍‌​​ ​​‌‍‌​​‍ ‌​ ‍​​ ‍​‌‍‌‌‌‍‌‍​‍ ‌​ ‌‍​ ‌‌​ ‌‍‌‍‌‍​ ‌‍‌‍‌​‌‍​‍‌‍‌​​ ​‌‌‍​ ​ ‍‌‌‍​ ​ ‍ ‌ ‌​‌ ‍‌‌ ​​‌‍‌‌​ ‌‌‍‌‍‌‍​‌‌ ​‌​ ‍ ‌ ​​‌‍​‌‌ ‌​‌‍‍​​ ‌‌ ‌​‌‍‍‌‌ ‌​‌‍ ​‌‍‌‌​ ‌‍​‍‌‍​‌‌ ​ ‌‍‌‌‌‌‌‌‌ ​‍‌‍ ​​ ‌‌‍‍​‌ ‌​‌ ‌​‌ ​​‌ ​ ​‍‌‌​ ​ ‌​​‌​‍‌‌​ ​‍‌​‌‍​‍‌‌​ ​‍‌​‌‍‌‍​ ‌‍‍​‌‍‌‌‌‍ ​‌ ​ ‌‍‌‌‌‍​‌‌ ​​‌‍‍‌‌‍‌‌‌ ​‍‌ ​ ​‍ ‍‌ ​ ‌‍​‌‌‍ ‍‌‍‍‌‌ ‌​‌ ‍‌​‍ ‍‌ ​ ‌ ‌​‌ ‌‌‌‍‌​‌‍‍‌‌‍ ​‍‌‍‌‍‍‌‌‍‌​​ ‌​ ‌​​ ‍‌‌‍‌‌​ ‌‍​ ‍​‌‍‌​​ ‌‍‌‍‌‌​‍ ‌‌‍​‌​ ​ ​ ‍‌​ ​‍​‍ ‌​ ‌​‌‍‌​​ ​​‌‍‌​​‍ ‌​ ‍​​ ‍​‌‍‌‌‌‍‌‍​‍ ‌​ ‌‍​ ‌‌​ ‌‍‌‍‌‍​ ‌‍‌‍‌​‌‍​‍‌‍‌​​ ​‌‌‍​ ​ ‍‌‌‍​ ​‍‌‍‌ ‌​‌ ‍‌‌ ​​‌‍‌‌​ ‌‌‍‌‍‌‍​‌‌ ​‌​‍‌‍‌ ​​‌‍​‌‌ ‌​‌‍‍​​ ‌‌ ‌​‌‍‍‌‌ ‌​‌‍ ​‌‍‌‌​‍‌‍‌ ​​‌‍‌‌‌ ​‍‌ ​ ‌ ​​‌‍‌‌‌‍​ ‌ ‌​‌‍‍‌‌ ‌‍‌‍‌‌​ ‌‌ ​​‌ ‌‌‌‍​‍‌‍ ​‌‍‍‌‌ ​ ‌‍‍​‌‍‌‌‌‍‌​​‍​‍‌ ‌
Does my child need experience to join a youth basketball class?​​​​‌ ‍ ​‍​‍‌‍ ‌ ​‍‌‍‍‌‌‍‌ ‌‍‍‌‌‍ ‍​‍​‍​ ‍‍​‍​‍‌ ​ ‌‍​‌‌‍ ‍‌‍‍‌‌ ‌​‌ ‍‌​‍ ‍‌‍‍‌‌‍ ​‍​‍​‍ ​​‍​‍‌‍‍​‌ ​‍‌‍‌‌‌‍‌‍​‍​‍​ ‍‍​‍​‍‌‍‍​‌ ‌​‌ ‌​‌ ​​‌ ​ ​ ‍‍​‍ ​‍ ‌‍​ ‌‍‍​‌‍‌‌‌‍ ​‌ ​ ‌‍‌‌‌‍​‌‌ ​​‌‍‍‌‌‍‌‌‌ ​‍‌ ​ ​‍ ‍‌ ​ ‌‍​‌‌‍ ‍‌‍‍‌‌ ‌​‌ ‍‌​‍ ‍‌ ​ ‌ ‌​‌ ‌‌‌‍‌​‌‍‍‌‌‍ ​‍ ‌‍‍‌‌‍ ‍‌ ‌​‌‍‌‌‌‍ ‍‌ ‌​​‍ ‌‍‌‌‌‍‌​‌‍‍‌‌ ‌​​‍ ‌‍ ‌‌‍ ‌‍‌​‌‍‌‌​ ‌‌ ​​‌ ​‍‌‍‌‌‌ ​ ‌‍‌‌‌‍ ‍‌ ‌​‌‍​‌‌ ‌​‌‍‍‌‌‍ ‌‍ ‍​ ‍ ‌‍‍‌‌‍‌​​ ‌​ ​ ​ ‌‌​ ‍‌​ ​​​ ‍‌‌‍​‍​ ‌‌‌‍​‍​‍ ‌​ ‌‍​ ​​​ ​​‌‍​‍​‍ ‌​ ‌​‌‍​‌​ ‌‌​ ​‌​‍ ‌‌‍​‌​ ‍​‌‍‌​​ ​​​‍ ‌​ ‍​​ ‌​​ ‍‌‌‍‌‍​ ​​​ ‍‌‌‍‌​​ ‍​​ ‍‌‌‍​‌​ ‌ ‌‍​‌​ ‍ ‌ ‌​‌ ‍‌‌ ​​‌‍‌‌​ ‌‌‍‌‍‌‍​‌‌ ​‌​ ‍ ‌ ​​‌‍​‌‌ ‌​‌‍‍​​ ‌‌ ‌​‌‍‍‌‌ ‌​‌‍ ​‌‍‌‌​ ‌‍​‍‌‍​‌‌ ​ ‌‍‌‌‌‌‌‌‌ ​‍‌‍ ​​ ‌‌‍‍​‌ ‌​‌ ‌​‌ ​​‌ ​ ​‍‌‌​ ​ ‌​​‌​‍‌‌​ ​‍‌​‌‍​‍‌‌​ ​‍‌​‌‍‌‍​ ‌‍‍​‌‍‌‌‌‍ ​‌ ​ ‌‍‌‌‌‍​‌‌ ​​‌‍‍‌‌‍‌‌‌ ​‍‌ ​ ​‍ ‍‌ ​ ‌‍​‌‌‍ ‍‌‍‍‌‌ ‌​‌ ‍‌​‍ ‍‌ ​ ‌ ‌​‌ ‌‌‌‍‌​‌‍‍‌‌‍ ​‍‌‍‌‍‍‌‌‍‌​​ ‌​ ​ ​ ‌‌​ ‍‌​ ​​​ ‍‌‌‍​‍​ ‌‌‌‍​‍​‍ ‌​ ‌‍​ ​​​ ​​‌‍​‍​‍ ‌​ ‌​‌‍​‌​ ‌‌​ ​‌​‍ ‌‌‍​‌​ ‍​‌‍‌​​ ​​​‍ ‌​ ‍​​ ‌​​ ‍‌‌‍‌‍​ ​​​ ‍‌‌‍‌​​ ‍​​ ‍‌‌‍​‌​ ‌ ‌‍​‌​‍‌‍‌ ‌​‌ ‍‌‌ ​​‌‍‌‌​ ‌‌‍‌‍‌‍​‌‌ ​‌​‍‌‍‌ ​​‌‍​‌‌ ‌​‌‍‍​​ ‌‌ ‌​‌‍‍‌‌ ‌​‌‍ ​‌‍‌‌​‍‌‍‌ ​​‌‍‌‌‌ ​‍‌ ​ ‌ ​​‌‍‌‌‌‍​ ‌ ‌​‌‍‍‌‌ ‌‍‌‍‌‌​ ‌‌ ​​‌ ‌‌‌‍​‍‌‍ ​‌‍‍‌‌ ​ ‌‍‍​‌‍‌‌‌‍‌​​‍​‍‌ ‌
See more
Evolution Academy, Pre-Competitive
Team FAQs​​​​‌ ‍ ​‍​‍‌‍ ‌ ​‍‌‍‍‌‌‍‌ ‌‍‍‌‌‍ ‍​‍​‍​ ‍‍​‍​‍‌ ​ ‌‍​‌‌‍ ‍‌‍‍‌‌ ‌​‌ ‍‌​‍ ‍‌‍‍‌‌‍ ​‍​‍​‍ ​​‍​‍‌‍‍​‌ ​‍‌‍‌‌‌‍‌‍​‍​‍​ ‍‍​‍​‍‌‍‍​‌ ‌​‌ ‌​‌ ​​‌ ​ ​ ‍‍​‍ ​‍ ‌‍​ ‌‍‍​‌‍‌‌‌‍ ​‌ ​ ‌‍‌‌‌‍​‌‌ ​​‌‍‍‌‌‍‌‌‌ ​‍‌ ​ ​‍ ‍‌ ​ ‌‍​‌‌‍ ‍‌‍‍‌‌ ‌​‌ ‍‌​‍ ‍‌ ​ ‌ ‌​‌ ‌‌‌‍‌​‌‍‍‌‌‍ ​‍ ‌‍‍‌‌‍ ‍‌ ‌​‌‍‌‌‌‍ ‍‌ ‌​​‍ ‌‍‌‌‌‍‌​‌‍‍‌‌ ‌​​‍ ‌‍ ‌‌‍ ‌‍‌​‌‍‌‌​ ‌‌ ​​‌ ​‍‌‍‌‌‌ ​ ‌‍‌‌‌‍ ‍‌ ‌​‌‍​‌‌ ‌​‌‍‍‌‌‍ ‌‍ ‍​ ‍ ‌‍‍‌‌‍‌​​ ‌​ ‌ ​ ‌‍​ ‍​‌‍​‍​ ‍‌​ ​​‌‍​‍​ ‌​​‍ ‌​ ​‍​ ​‍​ ‍‌​ ‍‌​‍ ‌​ ‌​‌‍​‍​ ​‌​ ​‍​‍ ‌​ ‍‌​ ‌‍‌‍​‌​ ​‌​‍ ‌​ ​​​ ‍‌‌‍​ ​ ‌ ​ ‍​‌‍‌​‌‍​‌‌‍‌‍​ ‍​​ ​​‌‍‌‌‌‍​‍​ ‍ ‌ ‌​‌ ‍‌‌ ​​‌‍‌‌​ ‌‌ ‌‍‌‍‌‌‌‍ ‍‌ ‌‌‌‍‌‌‌‌​ ‌‍ ​‌ ‌‌‌‍‌ ‌‌​​‌‍​‌‌‍‌ ‌‍‌‌​ ‍ ‌ ​​‌‍​‌‌ ‌​‌‍‍​​ ‌‌ ​​‌‍​‌‌‍‌ ‌‍‌‌‌​​‍‌ ‌‌‌‍‍‌‌‍ ​‌‍‌​‌‍‌‌‌ ​‍​‍‌‌​ ‌‌‌​​‍‌‌ ‌‍‍ ‌‍‌‌‌ ‍‌​‍‌‌​ ​ ‌​‌​​‍‌‌​ ​ ‌​‌​​‍‌‌​ ​‍​ ​‍‌‍​ ‌‍‌‌‌‍​‍​ ‌‌​ ​‍​ ‌​​ ‌​‌‍‌‌​ ‍‌​ ​‍​ ‌‌​ ​​​‍‌‌​ ​‍​ ​‍​‍‌‌​ ‌‌‌​‌​​‍ ‍‌ ‌​‌‍‍‌‌ ‌​‌‍ ​‌‍‌‌​ ‌‍​‍‌‍​‌‌ ​ ‌‍‌‌‌‌‌‌‌ ​‍‌‍ ​​ ‌‌‍‍​‌ ‌​‌ ‌​‌ ​​‌ ​ ​‍‌‌​ ​ ‌​​‌​‍‌‌​ ​‍‌​‌‍​‍‌‌​ ​‍‌​‌‍‌‍​ ‌‍‍​‌‍‌‌‌‍ ​‌ ​ ‌‍‌‌‌‍​‌‌ ​​‌‍‍‌‌‍‌‌‌ ​‍‌ ​ ​‍ ‍‌ ​ ‌‍​‌‌‍ ‍‌‍‍‌‌ ‌​‌ ‍‌​‍ ‍‌ ​ ‌ ‌​‌ ‌‌‌‍‌​‌‍‍‌‌‍ ​‍‌‍‌‍‍‌‌‍‌​​ ‌​ ‌ ​ ‌‍​ ‍​‌‍​‍​ ‍‌​ ​​‌‍​‍​ ‌​​‍ ‌​ ​‍​ ​‍​ ‍‌​ ‍‌​‍ ‌​ ‌​‌‍​‍​ ​‌​ ​‍​‍ ‌​ ‍‌​ ‌‍‌‍​‌​ ​‌​‍ ‌​ ​​​ ‍‌‌‍​ ​ ‌ ​ ‍​‌‍‌​‌‍​‌‌‍‌‍​ ‍​​ ​​‌‍‌‌‌‍​‍​‍‌‍‌ ‌​‌ ‍‌‌ ​​‌‍‌‌​ ‌‌ ‌‍‌‍‌‌‌‍ ‍‌ ‌‌‌‍‌‌‌‌​ ‌‍ ​‌ ‌‌‌‍‌ ‌‌​​‌‍​‌‌‍‌ ‌‍‌‌​‍‌‍‌ ​​‌‍​‌‌ ‌​‌‍‍​​ ‌‌ ​​‌‍​‌‌‍‌ ‌‍‌‌‌​​‍‌ ‌‌‌‍‍‌‌‍ ​‌‍‌​‌‍‌‌‌ ​‍​‍‌‌​ ‌‌‌​​‍‌‌ ‌‍‍ ‌‍‌‌‌ ‍‌​‍‌‌​ ​ ‌​‌​​‍‌‌​ ​ ‌​‌​​‍‌‌​ ​‍​ ​‍‌‍​ ‌‍‌‌‌‍​‍​ ‌‌​ ​‍​ ‌​​ ‌​‌‍‌‌​ ‍‌​ ​‍​ ‌‌​ ​​​‍‌‌​ ​‍​ ​‍​‍‌‌​ ‌‌‌​‌​​‍ ‍‌ ‌​‌‍‍‌‌ ‌​‌‍ ​‌‍‌‌​‍‌‍‌ ​​‌‍‌‌‌ ​‍‌ ​ ‌ ​​‌‍‌‌‌‍​ ‌ ‌​‌‍‍‌‌ ‌‍‌‍‌‌​ ‌‌ ​​‌ ‌‌‌‍​‍‌‍ ​‌‍‍‌‌ ​ ‌‍‍​‌‍‌‌‌‍‌​​‍​‍‌ ‌
What is Evolution Academy?​​​​‌ ‍ ​‍​‍‌‍ ‌ ​‍‌‍‍‌‌‍‌ ‌‍‍‌‌‍ ‍​‍​‍​ ‍‍​‍​‍‌ ​ ‌‍​‌‌‍ ‍‌‍‍‌‌ ‌​‌ ‍‌​‍ ‍‌‍‍‌‌‍ ​‍​‍​‍ ​​‍​‍‌‍‍​‌ ​‍‌‍‌‌‌‍‌‍​‍​‍​ ‍‍​‍​‍‌‍‍​‌ ‌​‌ ‌​‌ ​​‌ ​ ​ ‍‍​‍ ​‍ ‌‍​ ‌‍‍​‌‍‌‌‌‍ ​‌ ​ ‌‍‌‌‌‍​‌‌ ​​‌‍‍‌‌‍‌‌‌ ​‍‌ ​ ​‍ ‍‌ ​ ‌‍​‌‌‍ ‍‌‍‍‌‌ ‌​‌ ‍‌​‍ ‍‌ ​ ‌ ‌​‌ ‌‌‌‍‌​‌‍‍‌‌‍ ​‍ ‌‍‍‌‌‍ ‍‌ ‌​‌‍‌‌‌‍ ‍‌ ‌​​‍ ‌‍‌‌‌‍‌​‌‍‍‌‌ ‌​​‍ ‌‍ ‌‌‍ ‌‍‌​‌‍‌‌​ ‌‌ ​​‌ ​‍‌‍‌‌‌ ​ ‌‍‌‌‌‍ ‍‌ ‌​‌‍​‌‌ ‌​‌‍‍‌‌‍ ‌‍ ‍​ ‍ ‌‍‍‌‌‍‌​​ ‌​ ‌ ​ ​‍‌‍‌‌‌‍‌‍​ ‌ ​ ‍‌​ ​ ​ ​ ​‍ ‌​ ​​‌‍​‌​ ‌‌​ ​ ​‍ ‌​ ‌​​ ​ ​ ‌‍​ ‌ ​‍ ‌‌‍​‌‌‍​‍​ ‌‍​ ‍​​‍ ‌‌‍​‍‌‍‌‍​ ‌‌​ ​‍​ ‍​​ ‌‍​ ​‍​ ​​‌‍‌‌‌‍‌‍​ ​ ‌‍​‌​ ‍ ‌ ‌​‌ ‍‌‌ ​​‌‍‌‌​ ‌‌‍‌‍‌‍​‌‌ ​‌​ ‍ ‌ ​​‌‍​‌‌ ‌​‌‍‍​​ ‌‌ ‌​‌‍‍‌‌ ‌​‌‍ ​‌‍‌‌​ ‌‍​‍‌‍​‌‌ ​ ‌‍‌‌‌‌‌‌‌ ​‍‌‍ ​​ ‌‌‍‍​‌ ‌​‌ ‌​‌ ​​‌ ​ ​‍‌‌​ ​ ‌​​‌​‍‌‌​ ​‍‌​‌‍​‍‌‌​ ​‍‌​‌‍‌‍​ ‌‍‍​‌‍‌‌‌‍ ​‌ ​ ‌‍‌‌‌‍​‌‌ ​​‌‍‍‌‌‍‌‌‌ ​‍‌ ​ ​‍ ‍‌ ​ ‌‍​‌‌‍ ‍‌‍‍‌‌ ‌​‌ ‍‌​‍ ‍‌ ​ ‌ ‌​‌ ‌‌‌‍‌​‌‍‍‌‌‍ ​‍‌‍‌‍‍‌‌‍‌​​ ‌​ ‌ ​ ​‍‌‍‌‌‌‍‌‍​ ‌ ​ ‍‌​ ​ ​ ​ ​‍ ‌​ ​​‌‍​‌​ ‌‌​ ​ ​‍ ‌​ ‌​​ ​ ​ ‌‍​ ‌ ​‍ ‌‌‍​‌‌‍​‍​ ‌‍​ ‍​​‍ ‌‌‍​‍‌‍‌‍​ ‌‌​ ​‍​ ‍​​ ‌‍​ ​‍​ ​​‌‍‌‌‌‍‌‍​ ​ ‌‍​‌​‍‌‍‌ ‌​‌ ‍‌‌ ​​‌‍‌‌​ ‌‌‍‌‍‌‍​‌‌ ​‌​‍‌‍‌ ​​‌‍​‌‌ ‌​‌‍‍​​ ‌‌ ‌​‌‍‍‌‌ ‌​‌‍ ​‌‍‌‌​‍‌‍‌ ​​‌‍‌‌‌ ​‍‌ ​ ‌ ​​‌‍‌‌‌‍​ ‌ ‌​‌‍‍‌‌ ‌‍‌‍‌‌​ ‌‌ ​​‌ ‌‌‌‍​‍‌‍ ​‌‍‍‌‌ ​ ‌‍‍​‌‍‌‌‌‍‌​​‍​‍‌ ‌
Evolution Academy is the official pre-team program for Chelsea
Piers Evolution — one of New York City’s most respected travel
and AAU basketball programs. Invitation only, Kindergarten
through 2nd grade, and built for one destination — an Evolution
team.​​​​‌ ‍ ​‍​‍‌‍ ‌ ​‍‌‍‍‌‌‍‌ ‌‍‍‌‌‍ ‍​‍​‍​ ‍‍​‍​‍‌ ​ ‌‍​‌‌‍ ‍‌‍‍‌‌ ‌​‌ ‍‌​‍ ‍‌‍‍‌‌‍ ​‍​‍​‍ ​​‍​‍‌‍‍​‌ ​‍‌‍‌‌‌‍‌‍​‍​‍​ ‍‍​‍​‍‌‍‍​‌ ‌​‌ ‌​‌ ​​‌ ​ ​ ‍‍​‍ ​‍ ‌‍​ ‌‍‍​‌‍‌‌‌‍ ​‌ ​ ‌‍‌‌‌‍​‌‌ ​​‌‍‍‌‌‍‌‌‌ ​‍‌ ​ ​‍ ‍‌ ​ ‌‍​‌‌‍ ‍‌‍‍‌‌ ‌​‌ ‍‌​‍ ‍‌ ​ ‌ ‌​‌ ‌‌‌‍‌​‌‍‍‌‌‍ ​‍ ‌‍‍‌‌‍ ‍‌ ‌​‌‍‌‌‌‍ ‍‌ ‌​​‍ ‌‍‌‌‌‍‌​‌‍‍‌‌ ‌​​‍ ‌‍ ‌‌‍ ‌‍‌​‌‍‌‌​ ‌‌ ​​‌ ​‍‌‍‌‌‌ ​ ‌‍‌‌‌‍ ‍‌ ‌​‌‍​‌‌ ‌​‌‍‍‌‌‍ ‌‍ ‍​ ‍ ‌‍‍‌‌‍‌​​ ‌​ ‌ ​ ​‍‌‍‌‌‌‍‌‍​ ‌ ​ ‍‌​ ​ ​ ​ ​‍ ‌​ ​​‌‍​‌​ ‌‌​ ​ ​‍ ‌​ ‌​​ ​ ​ ‌‍​ ‌ ​‍ ‌‌‍​‌‌‍​‍​ ‌‍​ ‍​​‍ ‌‌‍​‍‌‍‌‍​ ‌‌​ ​‍​ ‍​​ ‌‍​ ​‍​ ​​‌‍‌‌‌‍‌‍​ ​ ‌‍​‌​ ‍ ‌ ‌​‌ ‍‌‌ ​​‌‍‌‌​ ‌‌‍‌‍‌‍​‌‌ ​‌​ ‍ ‌ ​​‌‍​‌‌ ‌​‌‍‍​​ ‌‌ ​‍‌‍‍‌‌‍​ ‌‍‍​‌‌‌​‌‍‌‌‌ ‍​‌ ‌​​‍‌‌​ ‌‌‌​​‍‌‌ ‌‍‍ ‌‍‌‌‌ ‍‌​‍‌‌​ ​ ‌​‌​​‍‌‌​ ​ ‌​‌​​‍‌‌​ ​‍​ ​‍​ ​‍‌‍‌​​ ​‌​ ‌​​ ‍‌​ ‌‌‌‍‌‍‌‍‌​​ ​​​ ​ ​ ‌ ​ ‌ ​‍‌‌​ ​‍​ ​‍​‍‌‌​ ‌‌‌​‌​​‍ ‍‌‍​ ‌‍‍​‌‍‍‌‌‍ ​‌‍‌​‌ ​‍‌‍‌‌‌‍ ‍​‍‌‌​ ‌‌‌​​‍‌‌ ‌‍‍ ‌‍‌‌‌ ‍‌​‍‌‌​ ​ ‌​‌​​‍‌‌​ ​ ‌​‌​​‍‌‌​ ​‍​ ​‍​ ​‍​ ​‌​ ‍​​ ‌​​ ‌ ‌‍​‌‌‍​ ​ ‍‌‌‍​ ‌‍​ ​ ​ ​ ​​​‍‌‌​ ​‍​ ​‍​‍‌‌​ ‌‌‌​‌​​‍ ‍‌ ‌​‌‍‌‌‌ ‍​‌ ‌​​ ‌‍​‍‌‍​‌‌ ​ ‌‍‌‌‌‌‌‌‌ ​‍‌‍ ​​ ‌‌‍‍​‌ ‌​‌ ‌​‌ ​​‌ ​ ​‍‌‌​ ​ ‌​​‌​‍‌‌​ ​‍‌​‌‍​‍‌‌​ ​‍‌​‌‍‌‍​ ‌‍‍​‌‍‌‌‌‍ ​‌ ​ ‌‍‌‌‌‍​‌‌ ​​‌‍‍‌‌‍‌‌‌ ​‍‌ ​ ​‍ ‍‌ ​ ‌‍​‌‌‍ ‍‌‍‍‌‌ ‌​‌ ‍‌​‍ ‍‌ ​ ‌ ‌​‌ ‌‌‌‍‌​‌‍‍‌‌‍ ​‍‌‍‌‍‍‌‌‍‌​​ ‌​ ‌ ​ ​‍‌‍‌‌‌‍‌‍​ ‌ ​ ‍‌​ ​ ​ ​ ​‍ ‌​ ​​‌‍​‌​ ‌‌​ ​ ​‍ ‌​ ‌​​ ​ ​ ‌‍​ ‌ ​‍ ‌‌‍​‌‌‍​‍​ ‌‍​ ‍​​‍ ‌‌‍​‍‌‍‌‍​ ‌‌​ ​‍​ ‍​​ ‌‍​ ​‍​ ​​‌‍‌‌‌‍‌‍​ ​ ‌‍​‌​‍‌‍‌ ‌​‌ ‍‌‌ ​​‌‍‌‌​ ‌‌‍‌‍‌‍​‌‌ ​‌​‍‌‍‌ ​​‌‍​‌‌ ‌​‌‍‍​​ ‌‌ ​‍‌‍‍‌‌‍​ ‌‍‍​‌‌‌​‌‍‌‌‌ ‍​‌ ‌​​‍‌‌​ ‌‌‌​​‍‌‌ ‌‍‍ ‌‍‌‌‌ ‍‌​‍‌‌​ ​ ‌​‌​​‍‌‌​ ​ ‌​‌​​‍‌‌​ ​‍​ ​‍​ ​‍‌‍‌​​ ​‌​ ‌​​ ‍‌​ ‌‌‌‍‌‍‌‍‌​​ ​​​ ​ ​ ‌ ​ ‌ ​‍‌‌​ ​‍​ ​‍​‍‌‌​ ‌‌‌​‌​​‍ ‍‌‍​ ‌‍‍​‌‍‍‌‌‍ ​‌‍‌​‌ ​‍‌‍‌‌‌‍ ‍​‍‌‌​ ‌‌‌​​‍‌‌ ‌‍‍ ‌‍‌‌‌ ‍‌​‍‌‌​ ​ ‌​‌​​‍‌‌​ ​ ‌​‌​​‍‌‌​ ​‍​ ​‍​ ​‍​ ​‌​ ‍​​ ‌​​ ‌ ‌‍​‌‌‍​ ​ ‍‌‌‍​ ‌‍​ ​ ​ ​ ​​​‍‌‌​ ​‍​ ​‍​‍‌‌​ ‌‌‌​‌​​‍ ‍‌ ‌​‌‍‌‌‌ ‍​‌ ‌​​‍‌‍‌ ​​‌‍‌‌‌ ​‍‌ ​ ‌ ​​‌‍‌‌‌‍​ ‌ ‌​‌‍‍‌‌ ‌‍‌‍‌‌​ ‌‌ ​​‌ ‌‌‌‍​‍‌‍ ​‌‍‍‌‌ ​ ‌‍‍​‌‍‌‌‌‍‌​​‍​‍‌ ‌